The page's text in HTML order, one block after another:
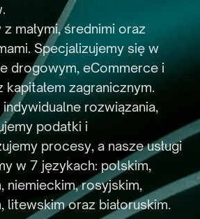
małymi, średnimi oraz
Specjalizujemy się w
drogowym, eCommerce i
kapitałem zagranicznym.
rozwiązania,
podatki i
procesy, a nasze usługi
w 7 językach: polskim,
niemieckim, rosyjskim,
litewskim oraz białoruskim.